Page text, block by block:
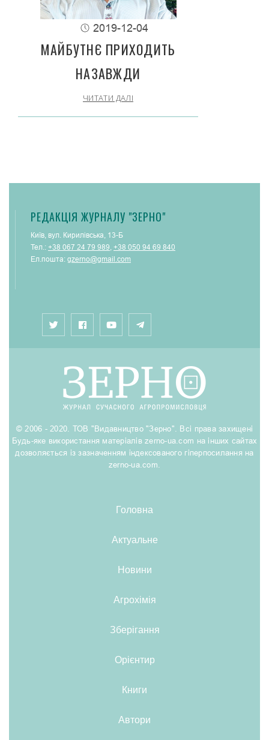
2019-12-04
МАЙБУТНЄ ПРИХОДИТЬ
НАЗАВЖДИ
ЧИТАТИ ДАЛІ
РЕДАКЦІЯ ЖУРНАЛУ "ЗЕРНО"
Київ, вул. Кирилівська, 13-Б
Тел.: +38 067 24 79 989 +38 050 94 69 840
Ел.пошта: gzerno@gmail.com
© 2006 - 2020. ТОВ "Видавництво "Зерно". Всі права захищені
Будь-яке використання матеріалів zerno-ua.com на інших сайтах
дозволяється із зазначенням індексованого гіперпосилання на
zerno-ua.com.
Головна
Актуальне
Новини
Агрохімія
Зберігання
Орієнтир
Книги
Автори